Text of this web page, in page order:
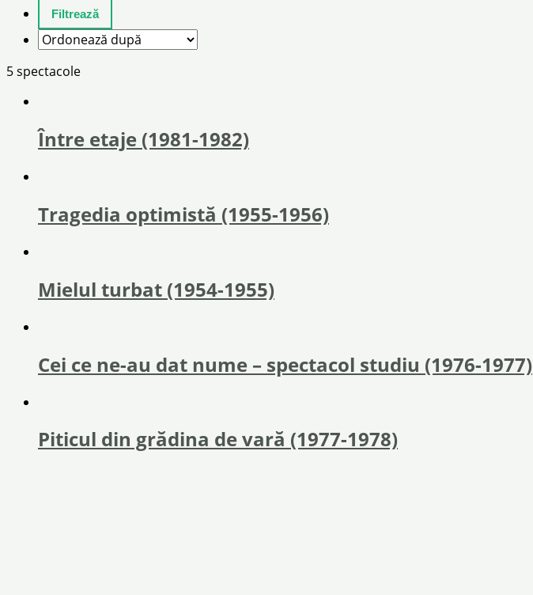
5 spectacole
Între etaje (1981-1982)
Tragedia optimistă (1955-1956)
Mielul turbat (1954-1955)
Cei ce ne-au dat nume – spectacol studiu (1976-1977)
Piticul din grădina de vară (1977-1978)